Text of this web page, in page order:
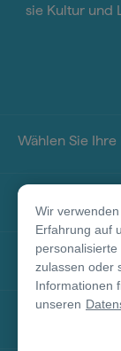
sie Kultur und
Wählen Sie
Sie finden uns auf
Über diese
Weitere
Wir
Erfahrung auf
zulassen oder
Informationen
unseren